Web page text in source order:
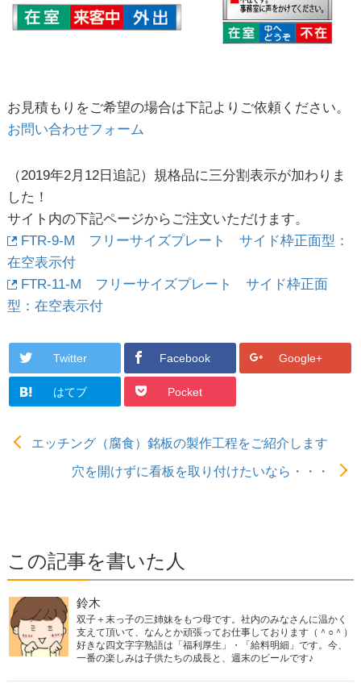
お見積もりをご希望の場合は下記よりご依頼ください。
お問い合わせフォーム
（2019年2月12日追記）規格品に三分割表示が加わりま
した！
サイト内の下記ページからご注文いただけます。
FTR-9-M フリーサイズプレート サイド枠正面型：
在空表示付
FTR-11-M フリーサイズプレート サイド枠正面
型：在空表示付
Twitter Facebook Google+
はてブ Pocket
エッチング（腐食）銘板の製作工程をご紹介します
穴を開けずに看板を取り付けたいなら・・・
この記事を書いた人
鈴木
双子＋末っ子の三姉妹をもつ母です。社内のみなさんに温かく
支えて頂いて、なんとか頑張ってお仕事しております（＾○＾）
好きな四文字字熟語は「福利厚生」・「給料明細」です。今、
一番の楽しみは子供たちの成長と、週末のビールです♪